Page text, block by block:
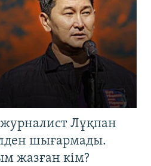
Лұқпан
шығармады.
жазған кім?